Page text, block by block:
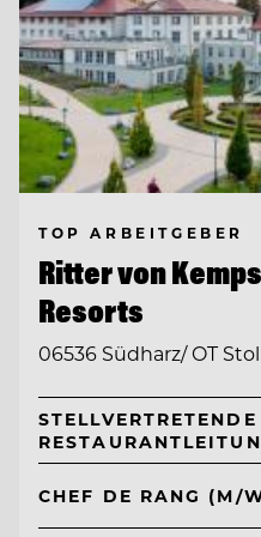
TOP ARBEITGEBER
Ritter von
Resorts
06536 Südharz/ OT
STELLVERTRETENDE
CHEF DE RANG (M/